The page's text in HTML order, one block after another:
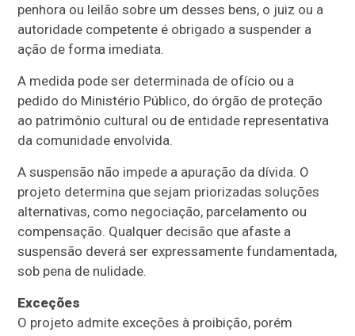
penhora ou leilão sobre um desses bens, o juiz ou a
autoridade competente é obrigado a suspender a
ação de forma imediata.
A medida pode ser determinada de ofício ou a
pedido do Ministério Público, do órgão de proteção
ao patrimônio cultural ou de entidade representativa
da comunidade envolvida.
A suspensão não impede a apuração da dívida. O
projeto determina que sejam priorizadas soluções
alternativas, como negociação, parcelamento ou
compensação. Qualquer decisão que afaste a
suspensão deverá ser expressamente fundamentada,
sob pena de nulidade.
Exceções
O projeto admite exceções à proibição, porém